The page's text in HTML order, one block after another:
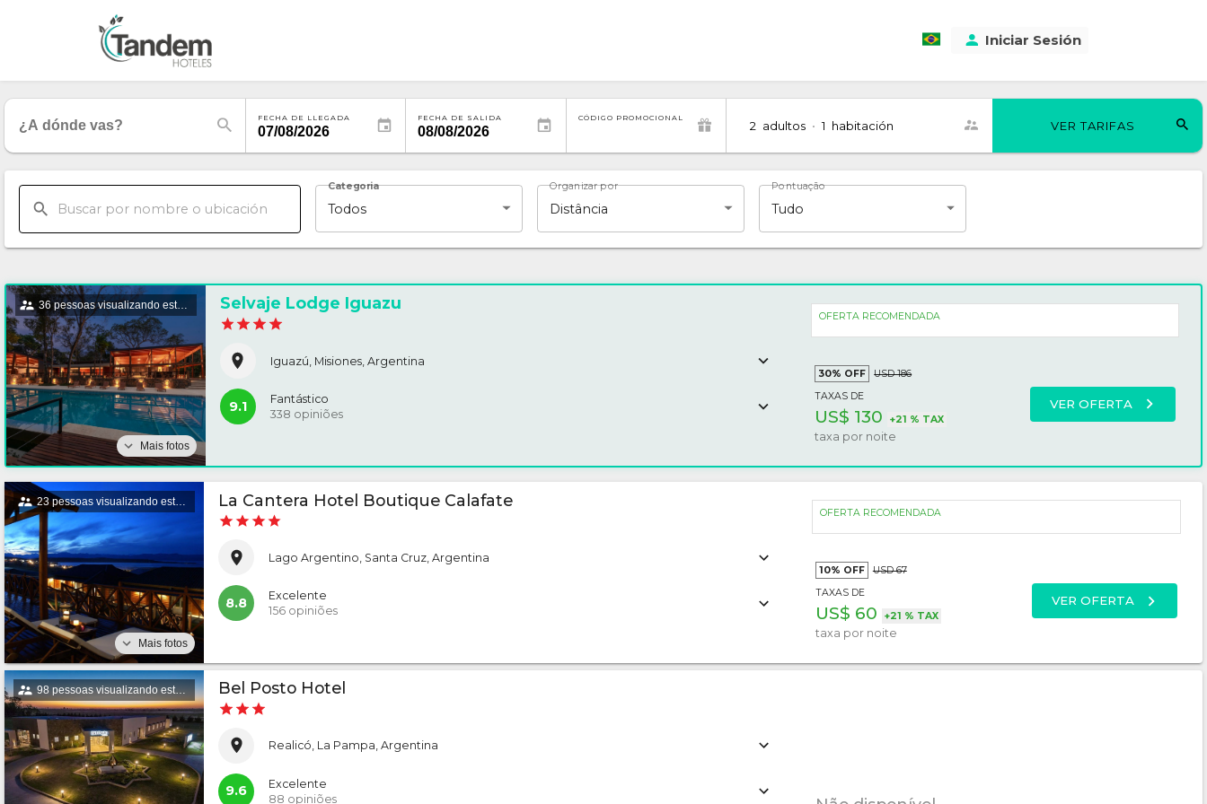
Iniciar Sesión
FECHA DE LLEGADA FECHA DE SALIDA CÓDIGO PROMOCIONAL
2 adultos • 1 habitación VER TARIFAS
Categoria
Todos
Organizar por
Distância
Pontuação
Tudo
Mais fotos
36 pessoas visualizando este alojamentoSelvaje Lodge Iguazu
Iguazú, Misiones, Argentina
9.1
Fantástico
338 opiniões
OFERTA RECOMENDADA
30% OFF
USD 186
TAXAS DE
US$ 130 +21 % TAX
taxa por noite
VER OFERTA
Mais fotos
23 pessoas visualizando este alojamentoLa Cantera Hotel Boutique Calafate
Lago Argentino, Santa Cruz, Argentina
8.8
Excelente
156 opiniões
OFERTA RECOMENDADA
10% OFF
USD 67
TAXAS DE
US$ 60 +21 % TAX
taxa por noite
VER OFERTA
98 pessoas visualizando este alojamentoBel Posto Hotel
Realicó, La Pampa, Argentina
9.6
Excelente
88 opiniões